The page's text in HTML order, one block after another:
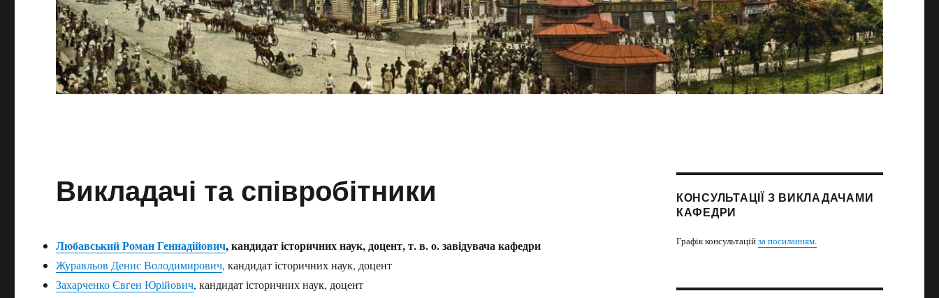
Викладачі та співробітники
Любавський Роман Геннадійович, кандидат історичних наук, доцент, т. в. о. завідувача кафедри
Журавльов Денис Володимирович, кандидат історичних наук, доцент
Захарченко Євген Юрійович, кандидат історичних наук, доцент
КОНСУЛЬТАЦІЇ З ВИКЛАДАЧАМИ
КАФЕДРИ
Графік консультаційза посиланням.